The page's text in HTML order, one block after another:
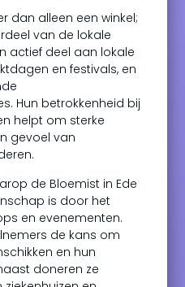
dan alleen een winkel;
van de lokale
actief deel aan lokale
en festivals, en
Hun betrokkenheid bij
helpt om sterke
gevoel van
de Bloemist in Ede
is door het
en evenementen.
de kans om
en hun
doneren ze